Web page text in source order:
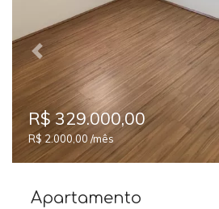
Previous
R$ 329.000,00
R$ 2.000,00 /mês
Apartamento